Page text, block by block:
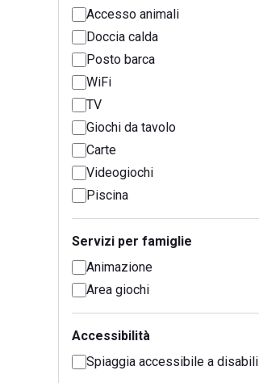
Accesso animali
Doccia calda
Posto barca
WiFi
TV
Giochi da tavolo
Carte
Videogiochi
Piscina
Servizi per famiglie
Animazione
Area giochi
Accessibilità
Spiaggia accessibile a disabili